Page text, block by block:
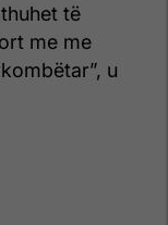
të
me me
u